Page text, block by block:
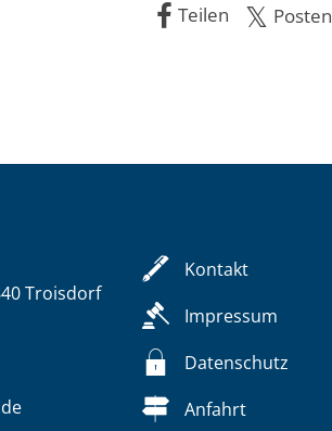
Teilen
Posten
Troisdorf
Kontakt
Impressum
Datenschutz
Anfahrt